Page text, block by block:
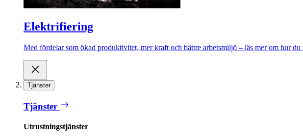
Elektrifiering
Med fördelar som ökad produktivitet, mer kraft och bättre arbetsmiljö – läs mer om hur
Tjänster
Tjänster
Utrustningstjänster